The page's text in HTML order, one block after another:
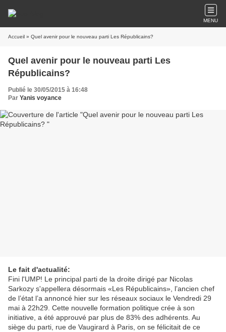
MENU
Accueil » Quel avenir pour le nouveau parti Les Républicains?
Quel avenir pour le nouveau parti Les
Républicains?
Publié le 30/05/2015 à 16:48
Par Yanis voyance
Le fait d'actualité:
Fini l'UMP! Le principal parti de la droite dirigé par Nicolas
Sarkozy s'appellera désormais «Les Républicains», l’ancien chef
de l’état l’a annoncé hier sur les réseaux sociaux le Vendredi 29
mai à 22h29. Cette nouvelle formation politique crée à son
initiative, a été approuvé par plus de 83% des adhérents. Au
siège du parti, rue de Vaugirard à Paris, on se félicitait de ce